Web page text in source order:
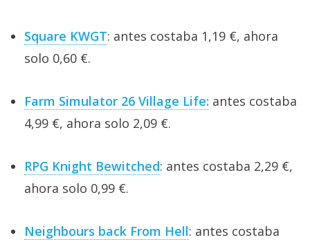
Square KWGT: antes costaba 1,19 €, ahora
solo 0,60 €.
Farm Simulator 26 Village Life: antes costaba
4,99 €, ahora solo 2,09 €.
RPG Knight Bewitched: antes costaba 2,29 €,
ahora solo 0,99 €.
Neighbours back From Hell: antes costaba